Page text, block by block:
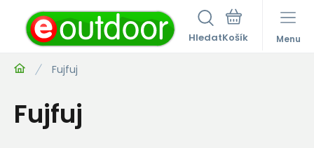
Hledat Menu
Fujfuj
Fujfuj